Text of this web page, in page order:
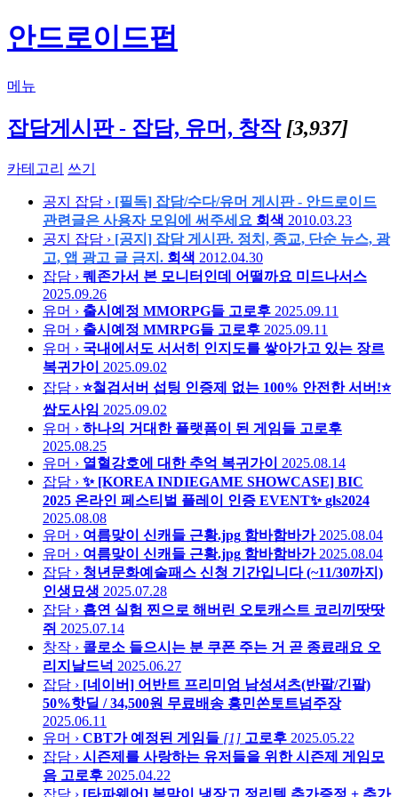
안드로이드펍
메뉴
잡담게시판 - 잡담, 유머, 창작 [3,937]
카테고리 쓰기
공지 잡담 › [필독] 잡담/수다/유머 게시판 - 안드로이드
관련글은 사용자 모임에 써주세요 회색 2010.03.23
공지
잡담 › [공지] 잡담 게시판. 정치, 종교, 단순 뉴스, 광
고, 앱 광고 글 금지. 회색 2012.04.30
잡담 › 퀘존가서 본 모니터인데 어떨까요 미드나서스
2025.09.26
유머 › 출시예정 MMORPG들 고로후 2025.09.11
유머 › 출시예정 MMRPG들 고로후 2025.09.11
유머 › 국내에서도 서서히 인지도를 쌓아가고 있는 장르
복귀가이
2025.09.02
잡담 › ⭐철검서버 섭팅 인증제 없는 100% 안전한 서버!⭐
쌉도사임 2025.09.02
유머 › 하나의 거대한 플랫폼이 된 게임들 고로후
2025.08.25
유머 › 열혈강호에 대한 추억 복귀가이
2025.08.14
잡담 › ✨ [KOREA INDIEGAME SHOWCASE] BIC
2025 온라인 페스티벌 플레이 인증 EVENT✨ gls2024
2025.08.08
유머 › 여름맞이 신캐들 근황.jpg 함바함바가 2025.08.04
유머 › 여름맞이 신캐들 근황.jpg 함바함바가 2025.08.04
잡담 › 청년문화예술패스 신청 기간입니다 (~11/30까지)
인생묘생 2025.07.28
잡담 › 흡연 실험 찐으로 해버린 오토캐스트 코리끼땃땃
쥐 2025.07.14
창작 › 콜로소 들으시는 분 쿠폰 주는 거 곧 종료래요 오
리지날드넉 2025.06.27
잡담 › [네이버] 어반트 프리미엄 남성셔츠(반팔/긴팔)
50%핫딜 / 34,500원 무료배송 흥민쏜토트넘주장
2025.06.11
유머 › CBT가 예정된 게임들 [1] 고로후 2025.05.22
잡담 › 시즌제를 사랑하는 유저들을 위한 시즌제 게임모
음 고로후 2025.04.22
잡담 › [타파웨어] 봄맞이 냉장고 정리템 추가증정 + 추가